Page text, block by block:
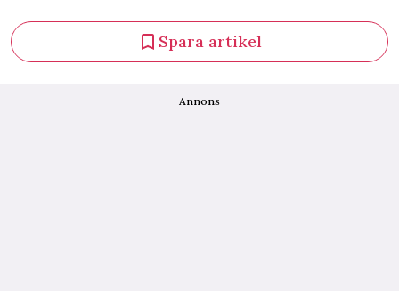
Spara artikel
Annons